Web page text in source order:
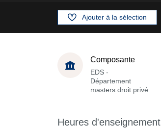
Ajouter à la sélection
Composante
EDS -
Département
masters droit privé
Heures d'enseignement